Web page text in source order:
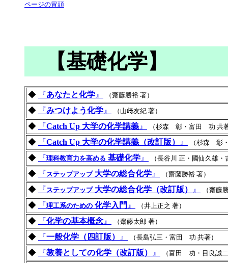
ページの冒頭
【基礎化学】
◆ 『あなたと化学 』 （齋藤勝裕 著）
◆ 『みつけよう化学 』 （山﨑友紀 著）
◆ 『Catch Up 大学の化学講義 』 （杉森 彰・富田 功 共
◆ 『Catch Up 大学の化学講義（改訂版） 』 （杉森 彰
◆ 『理科教育力を高める 基礎化学 』 （長谷川 正・國仙久雄
◆ 『 ステップアップ大学の総合化学 』 （齋藤勝裕 著）
◆ 『 ステップアップ大学の総合化学（改訂版） 』 （齋藤
◆ 『理工系のための 化学入門 』 （井上正之 著）
◆ 『化学の基本概念 』 （齋藤太郎 著）
◆ 『一般化学（四訂版） 』 （長島弘三・富田 功 共著）
◆ 『教養としての化学（改訂版） 』 （富田 功・目良誠